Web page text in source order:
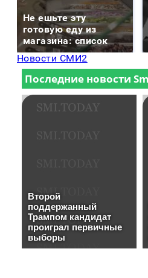
Не ешьте эту
готовую еду из
магазина: список
Новости СМИ2